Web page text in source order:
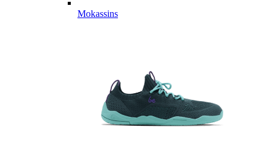
Mokassins